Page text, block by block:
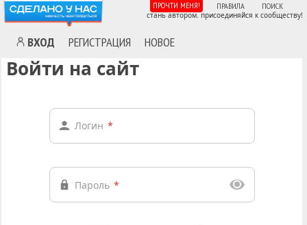
ВХОД РЕГИСТРАЦИЯ НОВОЕ
ПРОЧТИ МЕНЯ! ПРАВИЛА ПОИСК
стань автором. присоединяйся к сообществу!
Войти на сайт
Логин *
Пароль *